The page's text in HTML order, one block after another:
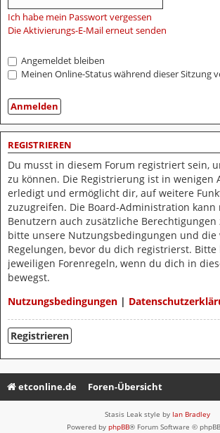
Ich habe mein Passwort vergessen
Die Aktivierungs-E-Mail erneut senden
Angemeldet bleiben
Meinen Online-Status während dieser Sitzung
REGISTRIEREN
Du musst in diesem Forum registriert sein,
zu können. Die Registrierung ist in wenigen
erledigt und ermöglicht dir, auf weitere
zuzugreifen. Die Board-Administration
Benutzern auch zusätzliche Berechtigungen
bitte unsere Nutzungsbedingungen und die
Regelungen, bevor du dich registrierst.
jeweiligen Forenregeln, wenn du dich in
bewegst.
Nutzungsbedingungen |
Registrieren
etconline.de Foren-Übersicht
Stasis Leak style by Ian Bradley
Powered by phpBB® Forum Software ©